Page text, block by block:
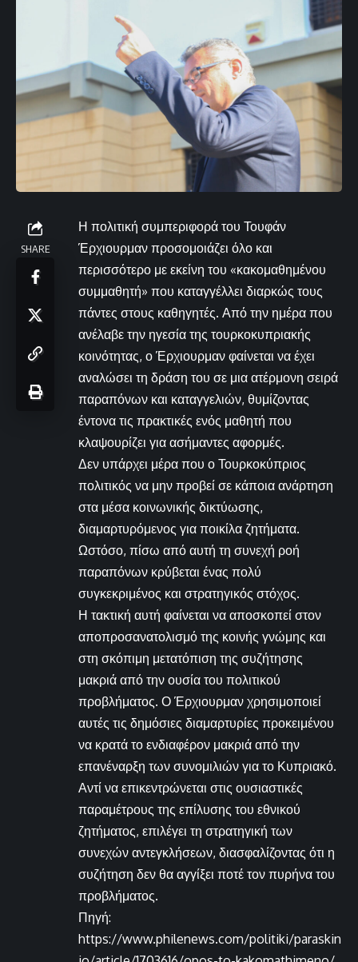
SHARE
Η πολιτική συμπεριφορά του Τουφάν
Έρχιουρμαν προσομοιάζει όλο και
περισσότερο με εκείνη του «κακομαθημένου
συμμαθητή» που καταγγέλλει διαρκώς τους
πάντες στους καθηγητές. Από την ημέρα που
ανέλαβε την ηγεσία της τουρκοκυπριακής
κοινότητας, ο Έρχιουρμαν φαίνεται να έχει
αναλώσει τη δράση του σε μια ατέρμονη σειρά
παραπόνων και καταγγελιών, θυμίζοντας
έντονα τις πρακτικές ενός μαθητή που
κλαψουρίζει για ασήμαντες αφορμές.
Δεν υπάρχει μέρα που ο Τουρκοκύπριος
πολιτικός να μην προβεί σε κάποια ανάρτηση
στα μέσα κοινωνικής δικτύωσης,
διαμαρτυρόμενος για ποικίλα ζητήματα.
Ωστόσο, πίσω από αυτή τη συνεχή ροή
παραπόνων κρύβεται ένας πολύ
συγκεκριμένος και στρατηγικός στόχος.
Η τακτική αυτή φαίνεται να αποσκοπεί στον
αποπροσανατολισμό της κοινής γνώμης και
στη σκόπιμη μετατόπιση της συζήτησης
μακριά από την ουσία του πολιτικού
προβλήματος. Ο Έρχιουρμαν χρησιμοποιεί
αυτές τις δημόσιες διαμαρτυρίες προκειμένου
να κρατά το ενδιαφέρον μακριά από την
επανέναρξη των συνομιλιών για το Κυπριακό.
Αντί να επικεντρώνεται στις ουσιαστικές
παραμέτρους της επίλυσης του εθνικού
ζητήματος, επιλέγει τη στρατηγική των
συνεχών αντεγκλήσεων, διασφαλίζοντας ότι η
συζήτηση δεν θα αγγίξει ποτέ τον πυρήνα του
προβλήματος.
Πηγή:
https://www.philenews.com/politiki/paraskin